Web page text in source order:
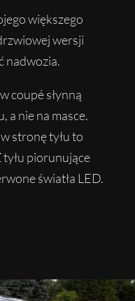
większego
wersji
nadwozia.
coupé słynną
a nie na masce.
stronę tyłu to
tyłu piorunujące
światła LED.